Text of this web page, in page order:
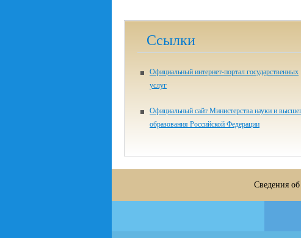
Ссылки
Официальный интернет-портал государственных
услуг
Официальный сайт Министерства науки и
образования Российской Федерации
Сведения об